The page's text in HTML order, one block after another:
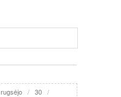
rugsėjo / 30 /